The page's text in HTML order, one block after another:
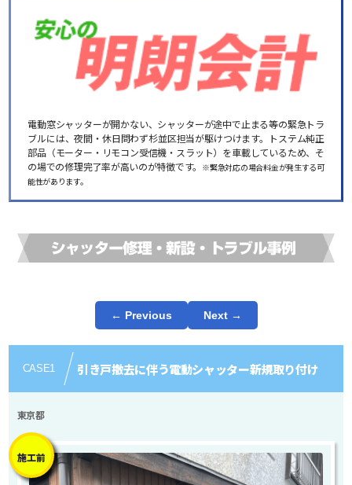
電動窓シャッターが開かない、シャッターが途中で止まる等の緊急トラ
ブルには、夜間・休日問わず杉並区担当が駆けつけます。トステム純正
部品（モーター・リモコン受信機・スラット）を車載しているため、そ
の場での修理完了率が高いのが特徴です。 ※緊急対応の場合料金が発生する可
能性があります。
← Previous Next →
CASE1 引き戸撤去に伴う電動シャッター新規取り付け
東京都
施工前